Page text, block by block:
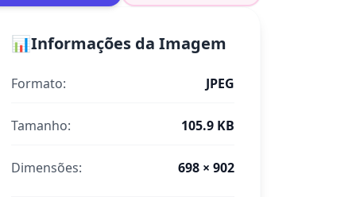
📊Informações da Imagem
Formato: JPEG
Tamanho: 105.9 KB
Dimensões: 698 × 902